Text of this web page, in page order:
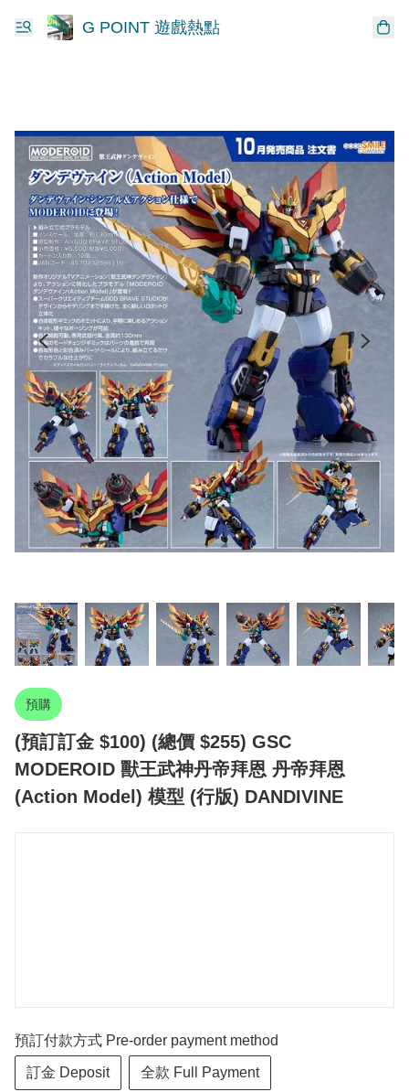
G POINT 遊戲熱點
預購
(預訂訂金 $100) (總價 $255) GSC
MODEROID 獸王武神丹帝拜恩 丹帝拜恩
(Action Model) 模型 (行版) DANDIVINE
預訂付款方式 Pre-order payment method
訂金 Deposit 全款 Full Payment